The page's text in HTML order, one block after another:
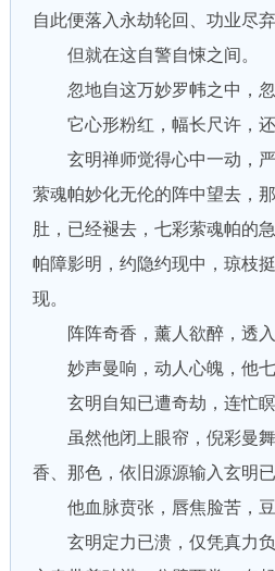
自此便落入永劫轮回、功业尽
但就在这自警自悚之间。
忽地自这万妙罗帏之中，忽
它心形粉红，幅长尺许，还
玄明禅师觉得心中一动，严
萦魂帕妙化无伦的阵中望去，
肚，已经褪去，七彩萦魂帕的
帕障影明，约隐约现中，琼枝
现。
阵阵奇香，薰人欲醉，透入
妙声曼响，动人心魄，他七
玄明自知已遭奇劫，连忙瞑
虽然他闭上眼帘，倪彩曼舞
香、那色，依旧源源输入玄明
他血脉贲张，唇焦脸苦，豆
玄明定力已溃，仅凭真力负